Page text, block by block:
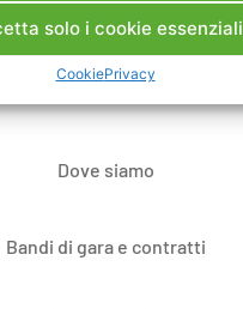
solo i cookie essenziali
CookiePrivacy
Contatti
Dove siamo
Bandi di gara e contratti